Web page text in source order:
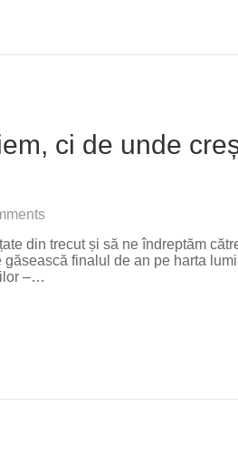
ci de unde
din trecut și să ne îndreptăm
finalul de an pe harta
–…